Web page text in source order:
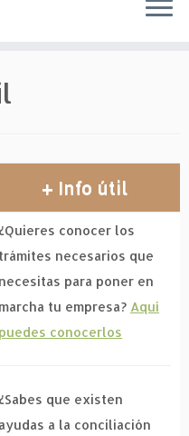
+ Info útil
¿Quieres conocer los
trámites necesarios que
necesitas para poner en
marcha tu empresa? Aquí
puedes conocerlos
¿Sabes que existen
ayudas a la conciliación